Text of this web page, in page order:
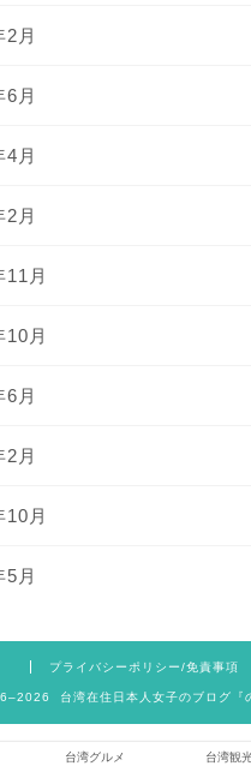
2月
6月
4月
2月
11月
10月
6月
2月
10月
5月
プライバシーポリシー/免責事項
台湾在住日本人女子のブログ『
台湾グルメ 台湾観